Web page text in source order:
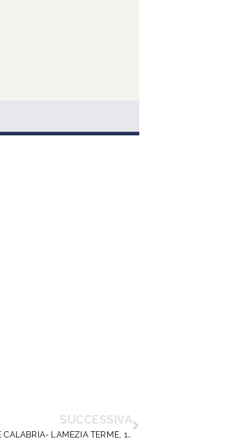
SUCCESSIVA
ASSEMBLEA SINDACALE CALABRIA- LAMEZIA TERME, 10 NOVEMBRE 2025